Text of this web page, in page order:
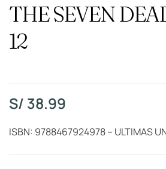
THE SEVEN
12
S/ 38.99
ISBN: 9788467924978 – ULTIMAS